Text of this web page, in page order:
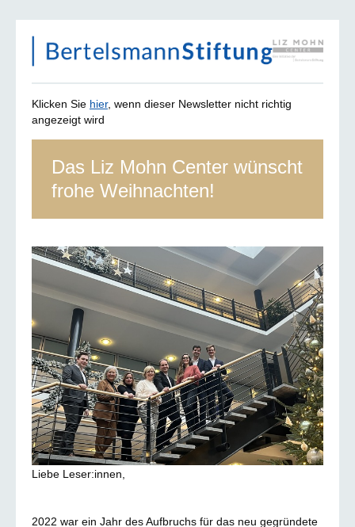
Klicken Sie hier, wenn dieser Newsletter nicht richtig
angezeigt wird
Das Liz Mohn Center wünscht
frohe Weihnachten!
Liebe Leser:innen,
2022 war ein Jahr des Aufbruchs für das neu gegründete